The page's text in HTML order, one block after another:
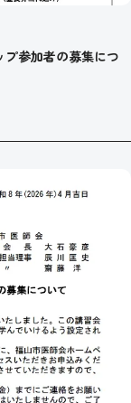
プ参加者の募集につ